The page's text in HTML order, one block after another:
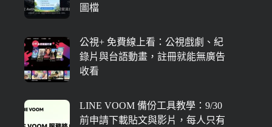
圖檔
公視+ 免費線上看：公視戲劇、紀
錄片與台語動畫，註冊就能無廣告
收看
LINE VOOM 備份工具教學：9/30
前申請下載貼文與影片，每人只有